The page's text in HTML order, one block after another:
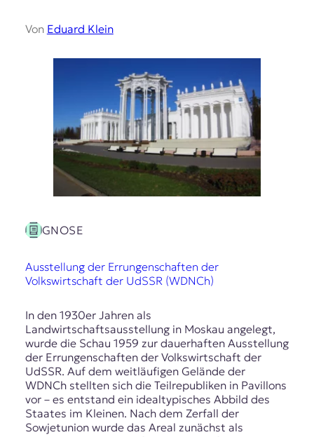
Von Eduard Klein
GNOSE
Ausstellung der Errungenschaften der
Volkswirtschaft der UdSSR (WDNCh)
In den 1930er Jahren als
Landwirtschaftsausstellung in Moskau angelegt,
wurde die Schau 1959 zur dauerhaften Ausstellung
der Errungenschaften der Volkswirtschaft der
UdSSR. Auf dem weitläufigen Gelände der
WDNCh stellten sich die Teilrepubliken in Pavillons
vor – es entstand ein idealtypisches Abbild des
Staates im Kleinen. Nach dem Zerfall der
Sowjetunion wurde das Areal zunächst als